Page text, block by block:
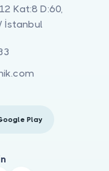
Kat:8 D:60,
İstanbul
Play